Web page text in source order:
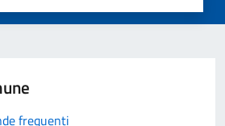
frequenti